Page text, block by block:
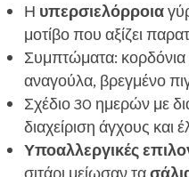
Η υπερσιελόρροια
μοτίβο που αξίζει
Συμπτώματα: κορδόνια
αναγούλα, βρεγμένο
Σχέδιο 30 ημερών με
διαχείριση άγχους και
Υποαλλεργικές